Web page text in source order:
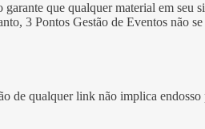
que qualquer material em seu
3 Pontos Gestão de Eventos não
de qualquer link não implica